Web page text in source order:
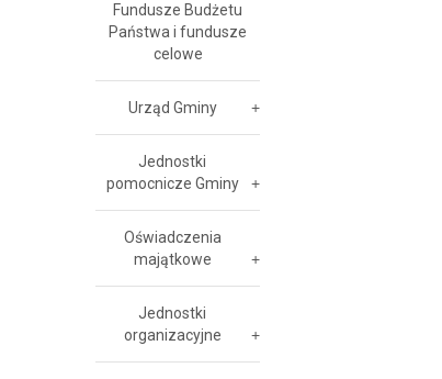
Fundusze Budżetu
Państwa i fundusze
celowe
Urząd Gminy
Jednostki
pomocnicze Gminy
Oświadczenia
majątkowe
Jednostki
organizacyjne